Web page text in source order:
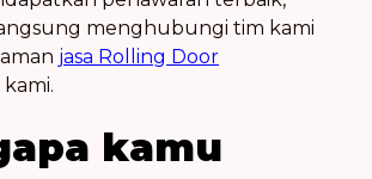
menghubungi tim kami
jasa Rolling Door
kami.
kamu